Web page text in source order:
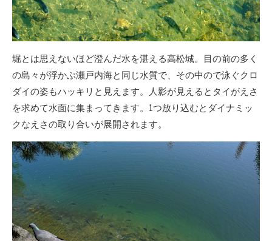
堀とは思えないほど澄んだ水を湛える高松城。目の前の多く
の島々が浮かぶ瀬戸内海と同じ水質で、その中ので泳ぐクロ
ダイの姿もハッキリと見えます。人影が見えるとタイがえさ
を求めて水面に集まってきます。1つ放り込むとダイナミッ
クなえさの取り合いが展開されます。